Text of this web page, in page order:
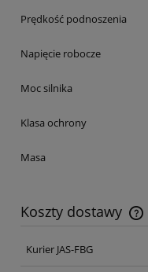
Prędkość podnoszenia
Napięcie robocze
Moc silnika
Klasa ochrony
Masa
Koszty dostawy
Cena nie zawiera
Kurier JAS-FBG